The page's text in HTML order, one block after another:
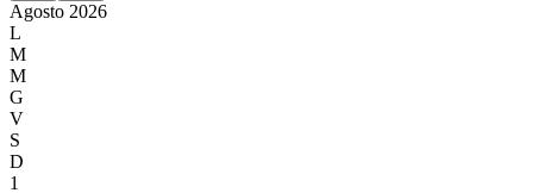
Agosto 2026
L
M
M
G
V
S
D
1